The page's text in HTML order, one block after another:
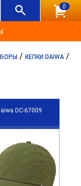
0
/ КЕПКИ DAIWA /
DC-67009